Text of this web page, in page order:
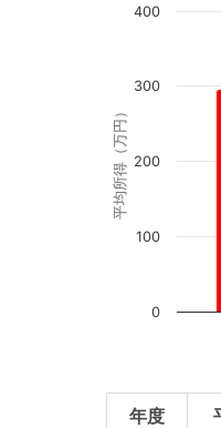
平均所得（万円）
0
100
200
300
400
年度